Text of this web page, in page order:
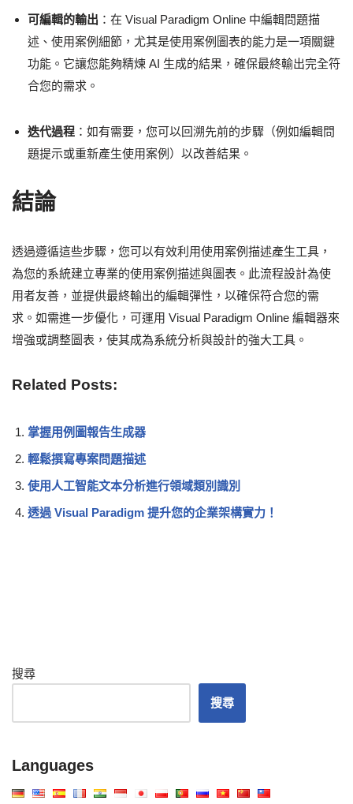
可編輯的輸出 ：在 Visual Paradigm Online 中編輯問題描
述、使用案例細節，尤其是使用案例圖表的能力是一項關鍵
功能。它讓您能夠精煉 AI 生成的結果，確保最終輸出完全符
合您的需求。
迭代過程 ：如有需要，您可以回溯先前的步驟（例如編輯問
題提示或重新產生使用案例）以改善結果。
結論
透過遵循這些步驟，您可以有效利用使用案例描述產生工具，
為您的系統建立專業的使用案例描述與圖表。此流程設計為使
用者友善，並提供最終輸出的編輯彈性，以確保符合您的需
求。如需進一步優化，可運用 Visual Paradigm Online 編輯器來
增強或調整圖表，使其成為系統分析與設計的強大工具。
Related Posts:
掌握用例圖報告生成器
輕鬆撰寫專案問題描述
使用人工智能文本分析進行領域類別識別
透過 Visual Paradigm 提升您的企業架構實力！
搜尋
搜尋
Languages